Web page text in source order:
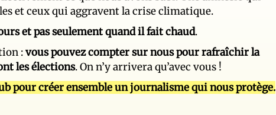
et ceux qui aggravent la crise climatique.
et pas seulement quand il fait chaud.
:vous pouvez compter sur nous pour rafraîchir la
les élections. On n’y arrivera qu’avec vous !
pour créer ensemble un journalisme qui nous protège.